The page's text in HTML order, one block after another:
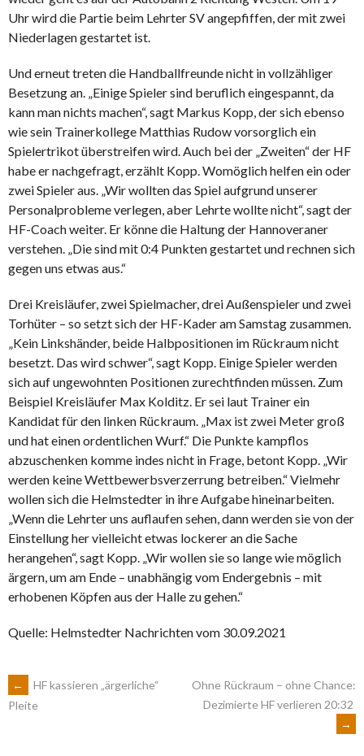
Uhr wird die Partie beim Lehrter SV angepfiffen, der mit zwei
Niederlagen gestartet ist.
Und erneut treten die Handballfreunde nicht in vollzähliger
Besetzung an. „Einige Spieler sind beruflich eingespannt, da
kann man nichts machen“, sagt Markus Kopp, der sich ebenso
wie sein Trainerkollege Matthias Rudow vorsorglich ein
Spielertrikot überstreifen wird. Auch bei der „Zweiten“ der HF
habe er nachgefragt, erzählt Kopp. Womöglich helfen ein oder
zwei Spieler aus. „Wir wollten das Spiel aufgrund unserer
Personalprobleme verlegen, aber Lehrte wollte nicht“, sagt der
HF-Coach weiter. Er könne die Haltung der Hannoveraner
verstehen. „Die sind mit 0:4 Punkten gestartet und rechnen sich
gegen uns etwas aus.“
Drei Kreisläufer, zwei Spielmacher, drei Außenspieler und zwei
Torhüter – so setzt sich der HF-Kader am Samstag zusammen.
„Kein Linkshänder, beide Halbpositionen im Rückraum nicht
besetzt. Das wird schwer“, sagt Kopp. Einige Spieler werden
sich auf ungewohnten Positionen zurechtfinden müssen. Zum
Beispiel Kreisläufer Max Kolditz. Er sei laut Trainer ein
Kandidat für den linken Rückraum. „Max ist zwei Meter groß
und hat einen ordentlichen Wurf.“ Die Punkte kampflos
abzuschenken komme indes nicht in Frage, betont Kopp. „Wir
werden keine Wettbewerbsverzerrung betreiben.“ Vielmehr
wollen sich die Helmstedter in ihre Aufgabe hineinarbeiten.
„Wenn die Lehrter uns auflaufen sehen, dann werden sie von der
Einstellung her vielleicht etwas lockerer an die Sache
herangehen“, sagt Kopp. „Wir wollen sie so lange wie möglich
ärgern, um am Ende – unabhängig vom Endergebnis – mit
erhobenen Köpfen aus der Halle zu gehen.“
Quelle: Helmstedter Nachrichten vom 30.09.2021
ARTIKEL-
←
HF kassieren „ärgerliche“
Pleite
Ohne Rückraum – ohne Chance:
Dezimierte HF verlieren 20:32
→